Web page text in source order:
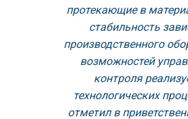
протекающие в
стабильность
производственного
возможностей
контроля
технологических
отметил в